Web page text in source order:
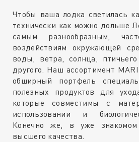
Чтобы ваша лодка светилась
технически как можно дольше
самым разнообразным,
воздействиям окружающей
воды, ветра, солнца,
другого. Наш ассортимент
обширный портфель
полезных продуктов для
которые совместимы с
использовании и
Конечно же, в уже
высшего качества.